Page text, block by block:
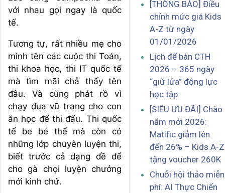
với nhau gọi ngay là quốc
tế.
Tương tự, rất nhiều mẹ cho
mình tên các cuộc thi Toán,
thi khoa học, thi IT quốc tế
mà tìm mãi chả thấy tên
đâu. Và cũng phát rồ vì
chạy đua vũ trang cho con
ăn học để thi đấu. Thi quốc
tế be bé thế mà còn có
những lớp chuyên luyện thi,
biết trước cả dạng đề để
cho gà chọi luyện chưởng
mới kinh chứ.
[THÔNG BÁO] Điều
chỉnh mức giá Kids
A-Z từ ngày
01/01/2026
Lịch để bàn CTH
2026 – 365 ngày
“giữ lửa” động lực
học tập
[SIÊU ƯU ĐÃI] Chào
năm mới 2026:
Matific giảm lên
đến 26% – Kids A-Z
tặng voucher 260K
Chuỗi hội thảo miễn
phí: AI Thực Chiến